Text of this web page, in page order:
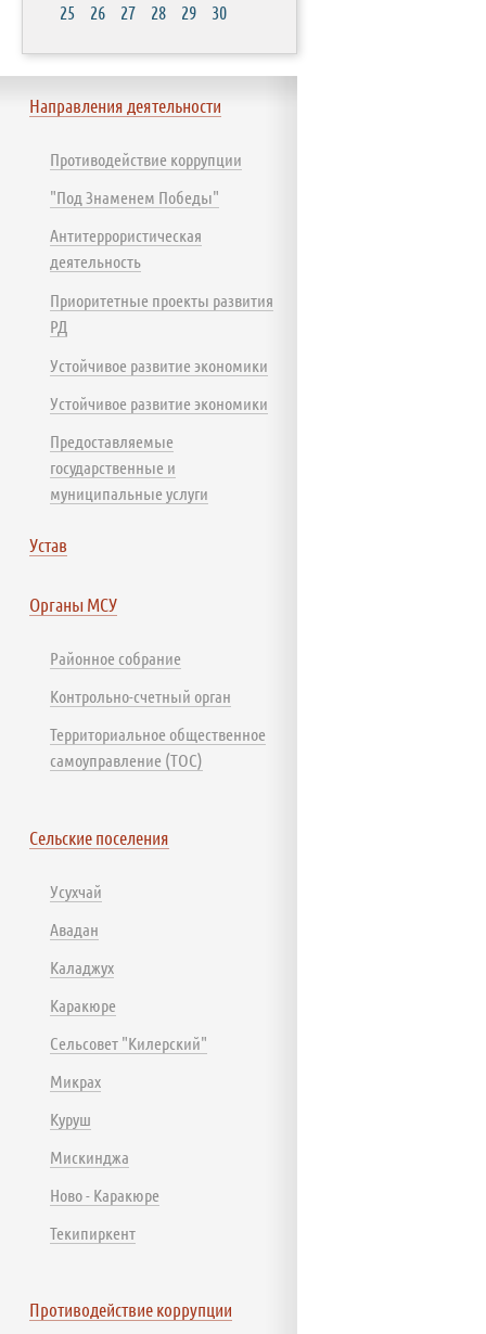
25
26 27 28 29 30
Направления деятельности
Противодействие коррупции
"Под Знаменем Победы"
Антитеррористическая
деятельность
Приоритетные проекты развития
РД
Устойчивое развитие экономики
Устойчивое развитие экономики
Предоставляемые
государственные и
муниципальные услуги
Устав
Органы МСУ
Районное собрание
Контрольно-счетный орган
Территориальное общественное
самоуправление (ТОС)
Сельские поселения
Усухчай
Авадан
Каладжух
Каракюре
Сельсовет "Килерский"
Микрах
Куруш
Мискинджа
Ново - Каракюре
Текипиркент
Противодействие коррупции